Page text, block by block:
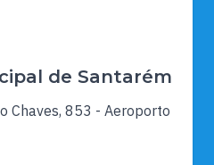
de Santarém
Chaves, 853 - Aeroporto